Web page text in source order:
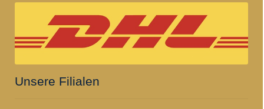
Unsere Filialen